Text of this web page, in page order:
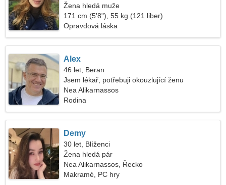
Žena hledá muže
171 cm (5'8"), 55 kg (121 liber)
Opravdová láska
Alex
46 let, Beran
Jsem lékař, potřebuji okouzlující ženu
Nea Alikarnassos
Rodina
Demy
30 let, Blíženci
Žena hledá pár
Nea Alikarnassos, Řecko
Makramé, PC hry